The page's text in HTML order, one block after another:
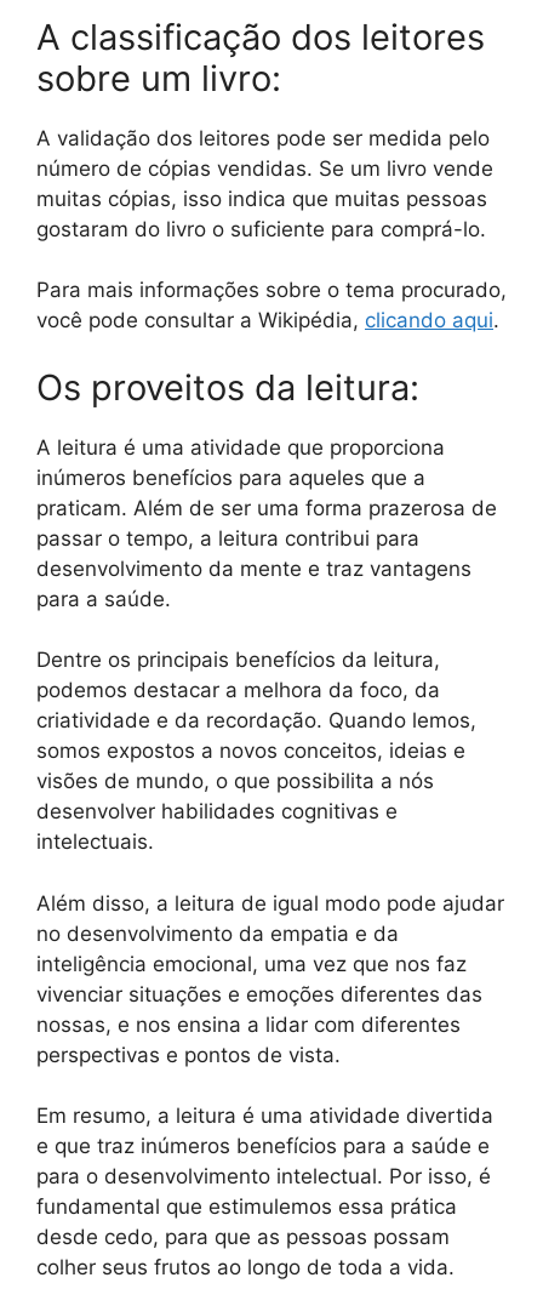
A classificação dos leitores
sobre um livro:
A validação dos leitores pode ser medida pelo
número de cópias vendidas. Se um livro vende
muitas cópias, isso indica que muitas pessoas
gostaram do livro o suficiente para comprá-lo.
Para mais informações sobre o tema procurado,
você pode consultar a Wikipédia, clicando aqui.
Os proveitos da leitura:
A leitura é uma atividade que proporciona
inúmeros benefícios para aqueles que a
praticam. Além de ser uma forma prazerosa de
passar o tempo, a leitura contribui para
desenvolvimento da mente e traz vantagens
para a saúde.
Dentre os principais benefícios da leitura,
podemos destacar a melhora da foco, da
criatividade e da recordação. Quando lemos,
somos expostos a novos conceitos, ideias e
visões de mundo, o que possibilita a nós
desenvolver habilidades cognitivas e
intelectuais.
Além disso, a leitura de igual modo pode ajudar
no desenvolvimento da empatia e da
inteligência emocional, uma vez que nos faz
vivenciar situações e emoções diferentes das
nossas, e nos ensina a lidar com diferentes
perspectivas e pontos de vista.
Em resumo, a leitura é uma atividade divertida
e que traz inúmeros benefícios para a saúde e
para o desenvolvimento intelectual. Por isso, é
fundamental que estimulemos essa prática
desde cedo, para que as pessoas possam
colher seus frutos ao longo de toda a vida.